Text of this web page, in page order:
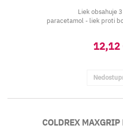
Liek obsahuje
paracetamol - liek proti
12,12
COLDREX MAXGRIP